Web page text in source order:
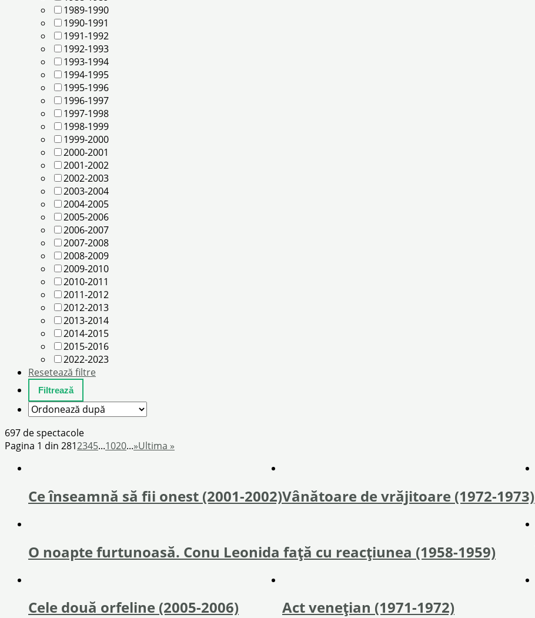
1989-1990
1990-1991
1991-1992
1992-1993
1993-1994
1994-1995
1995-1996
1996-1997
1997-1998
1998-1999
1999-2000
2000-2001
2001-2002
2002-2003
2003-2004
2004-2005
2005-2006
2006-2007
2007-2008
2008-2009
2009-2010
2010-2011
2011-2012
2012-2013
2013-2014
2014-2015
2015-2016
2022-2023
Resetează filtre
697 de spectacole
Pagina 1 din 2812345...1020...»Ultima »
Ce înseamnă să fii onest (2001-2002)Vânătoare de vrăjitoare (1972-1973)
O noapte furtunoasă. Conu Leonida față cu reacțiunea (1958-1959)
Cele două orfeline (2005-2006) Act veneţian (1971-1972)